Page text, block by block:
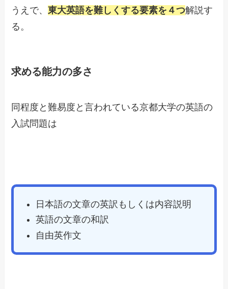
うえで、東大英語を難しくする要素を４つ解説す
る。
求める能力の多さ
同程度と難易度と言われている京都大学の英語の
入試問題は
日本語の文章の英訳もしくは内容説明
英語の文章の和訳
自由英作文